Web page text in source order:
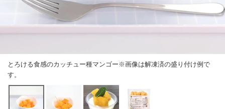
とろける食感のカッチュー種マンゴー※画像は解凍済の盛り付け例で
す。